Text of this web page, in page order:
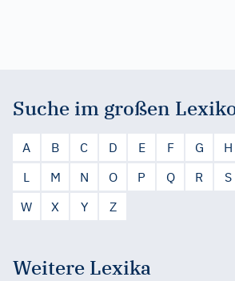
Suche im großen
A B C D E F G H
L
M N O P Q R S
W
X Y Z
Weitere Lexika